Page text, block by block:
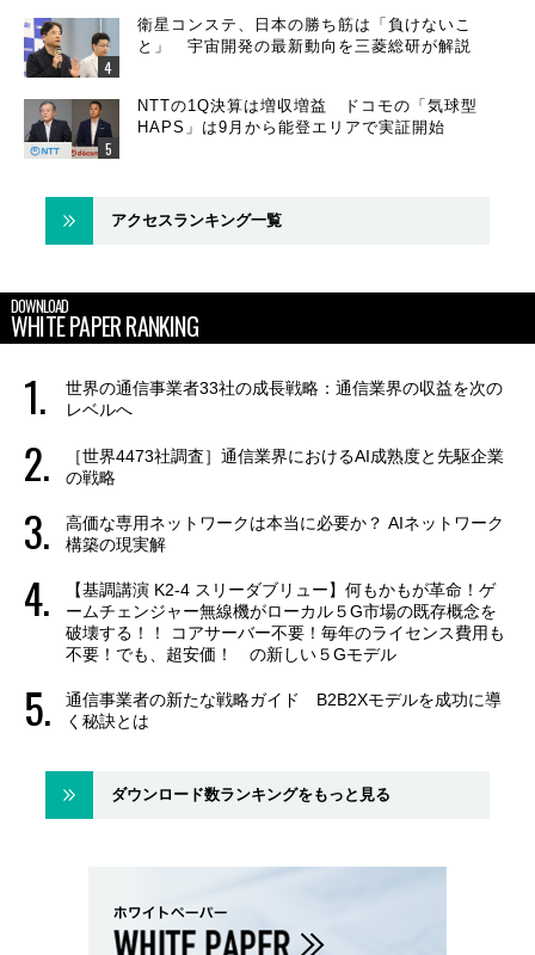
衛星コンステ、日本の勝ち筋は「負けないこ
と」 宇宙開発の最新動向を三菱総研が解説
NTTの1Q決算は増収増益 ドコモの「気球型
HAPS」は9月から能登エリアで実証開始
アクセスランキング一覧
DOWNLOAD
WHITE PAPER RANKING
世界の通信事業者33社の成長戦略：通信業界の収益を次の
レベルへ
［世界4473社調査］通信業界におけるAI成熟度と先駆企業
の戦略
高価な専用ネットワークは本当に必要か？ AIネットワーク
構築の現実解
【基調講演 K2-4 スリーダブリュー】何もかもが革命！ゲ
ームチェンジャー無線機がローカル５G市場の既存概念を
破壊する！！ コアサーバー不要！毎年のライセンス費用も
不要！でも、超安価！ の新しい５Gモデル
通信事業者の新たな戦略ガイド B2B2Xモデルを成功に導
く秘訣とは
ダウンロード数ランキングをもっと見る